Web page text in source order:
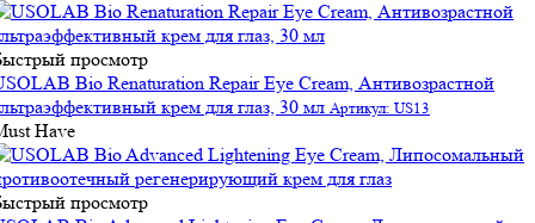
просмотр
Bio Renaturation Repair Eye Cream, Антивозрастной
крем для глаз, 30 мл Артикул: US13
Have
просмотр